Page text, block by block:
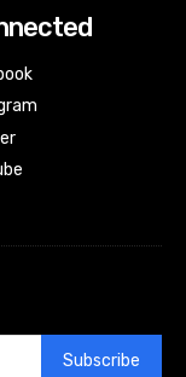
Subscribe